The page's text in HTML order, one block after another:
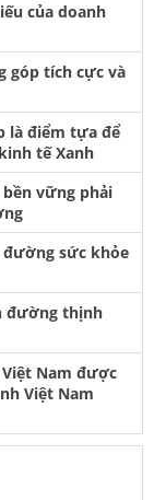
của doanh
góp tích cực và
là điểm tựa để
tế Xanh
bền vững phải
đường sức khỏe
đường thịnh
Việt Nam được
Việt Nam